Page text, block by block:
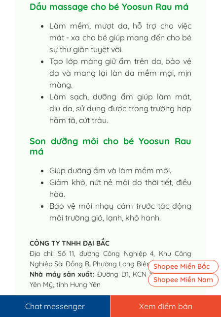
Dầu massage cho bé Yoosun Rau má
Làm mềm, mượt da, hỗ trợ cho việc
mát - xa cho bé giúp mang đến cho bé
sự thư giãn tuyệt vời.
Tạo lớp màng giữ ẩm trên da, bảo vệ
da và mang lại làn da mềm mại, mịn
màng.
Làm sạch, dưỡng ẩm giúp làm mát,
dịu da, sử dụng được trong trường hợp
hăm tã, cứt trâu.
Son dưỡng môi cho bé Yoosun Rau
má
Giúp dưỡng ẩm và làm mềm môi.
Giảm khô, nứt nẻ môi do thời tiết, điều
hòa.
Bảo vệ môi nhạy cảm trước tác động
môi trường gió, lạnh, khô hanh.
CÔNG TY TNHH ĐẠI BẮC
Địa chỉ: Số 11, đường Công Nghiệp 4, Khu Công
Nghiệp Sài Đồng B, Phường Long Biên, Tp. Hà Nội
Nhà máy sản xuất: Đường D1, KCN Yên Mỹ II, xã
Yên Mỹ, tỉnh Hưng Yên
Chat messenger Xem điểm bán
Shopee Miền Bắc
Shopee Miền Nam